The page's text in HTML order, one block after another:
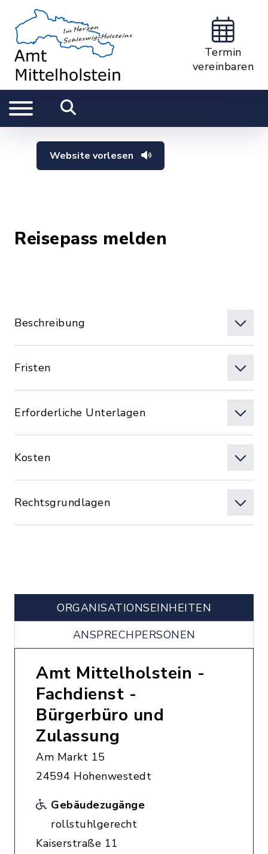
Termin
vereinbaren
Website vorlesen
Reisepass melden
Beschreibung
Fristen
Erforderliche Unterlagen
Kosten
Rechtsgrundlagen
ORGANISATIONS­EINHEITEN
ANSPRECHPERSONEN
Amt Mittelholstein -
Fachdienst -
Bürgerbüro und
Zulassung
Am Markt 15
24594 Hohenwestedt
Gebäudezugänge
rollstuhlgerecht
Kaiserstraße 11